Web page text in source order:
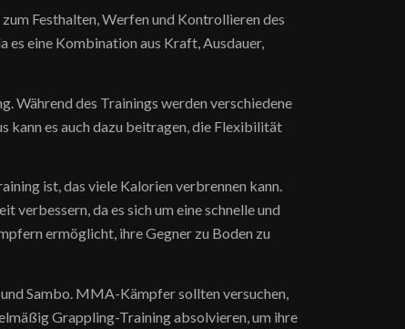
Festhalten, Werfen und Kontrollieren des
es eine Kombination aus Kraft, Ausdauer,
Während des Trainings werden verschiedene
kann es auch dazu beitragen, die Flexibilität
ist, das viele Kalorien verbrennen kann.
da es sich um eine schnelle und
ermöglicht, ihre Gegner zu Boden zu
Sambo. MMA-Kämpfer sollten versuchen,
Grappling-Training absolvieren, um ihre